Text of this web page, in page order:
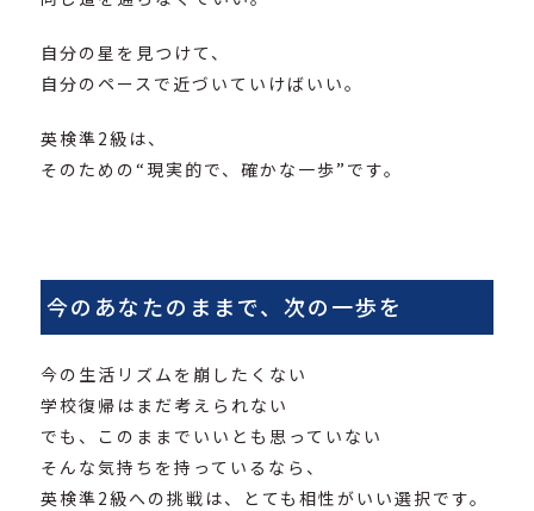
自分の星を見つけて、
自分のペースで近づいていけばいい。
英検準2級は、
そのための“現実的で、確かな一歩”です。
今のあなたのままで、次の一歩を
今の生活リズムを崩したくない
学校復帰はまだ考えられない
でも、このままでいいとも思っていない
そんな気持ちを持っているなら、
英検準2級への挑戦は、とても相性がいい選択です。